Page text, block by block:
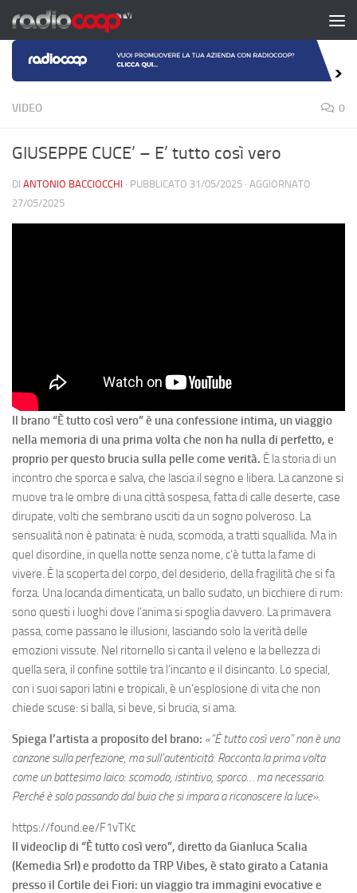
Salta al contenuto
VIDEO 0
GIUSEPPE CUCE’ – E’ tutto così vero
DI ANTONIO BACCIOCCHI · PUBBLICATO 31/05/2025 · AGGIORNATO
27/05/2025
Il brano “È tutto così vero” è una confessione intima, un viaggio
nella memoria di una prima volta che non ha nulla di perfetto, e
proprio per questo brucia sulla pelle come verità. È la storia di un
incontro che sporca e salva, che lascia il segno e libera. La canzone si
muove tra le ombre di una città sospesa, fatta di calle deserte, case
dirupate, volti che sembrano usciti da un sogno polveroso. La
sensualità non è patinata: è nuda, scomoda, a tratti squallida. Ma in
quel disordine, in quella notte senza nome, c’è tutta la fame di
vivere. È la scoperta del corpo, del desiderio, della fragilità che si fa
forza. Una locanda dimenticata, un ballo sudato, un bicchiere di rum:
sono questi i luoghi dove l’anima si spoglia davvero. La primavera
passa, come passano le illusioni, lasciando solo la verità delle
emozioni vissute. Nel ritornello si canta il veleno e la bellezza di
quella sera, il confine sottile tra l’incanto e il disincanto. Lo special,
con i suoi sapori latini e tropicali, è un’esplosione di vita che non
chiede scuse: si balla, si beve, si brucia, si ama.
Spiega l’artista a proposito del brano: «“È tutto così vero” non è una
canzone sulla perfezione, ma sull’autenticità. Racconta la prima volta
come un battesimo laico: scomodo, istintivo, sporco… ma necessario.
Perché è solo passando dal buio che si impara a riconoscere la luce».
https://found.ee/F1vTKc
Il videoclip di “È tutto così vero”, diretto da Gianluca Scalia
(Kemedia Srl) e prodotto da TRP Vibes, è stato girato a Catania
presso il Cortile dei Fiori: un viaggio tra immagini evocative e